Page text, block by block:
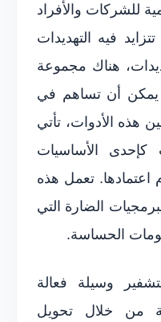
للشركات والأفراد
فيه التهديدات
هناك مجموعة
يمكن أن تساهم في
هذه الأدوات، تأتي
كإحدى الأساسيات
تعمل هذه
الضارة التي
الحساسة.
وسيلة فعالة
من خلال تحويل